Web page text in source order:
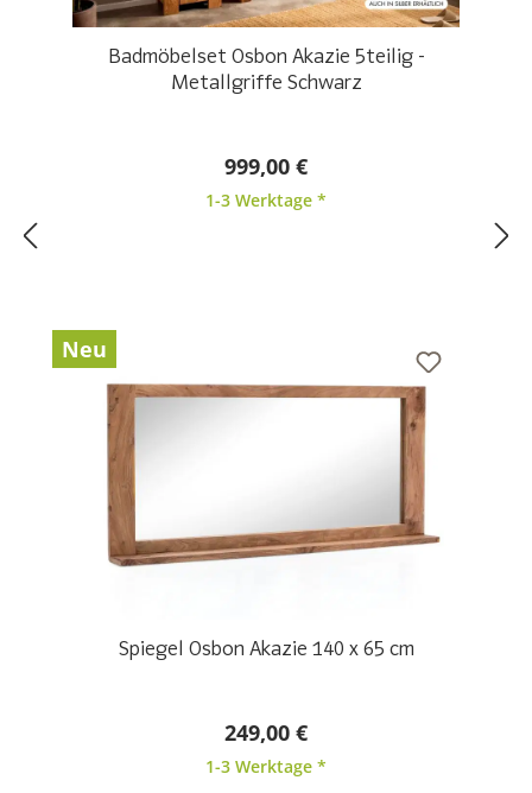
Badmöbelset Osbon Akazie 5teilig -
Metallgriffe Schwarz
999,00 €
1-3 Werktage *
Neu
Spiegel Osbon Akazie 140 x 65 cm
249,00 €
1-3 Werktage *